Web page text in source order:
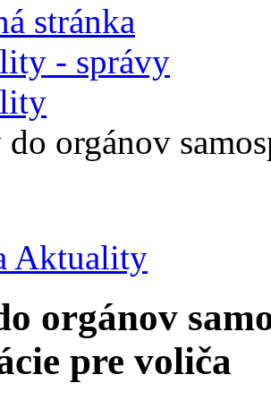
stránka
- správy
orgánov
Aktuality
orgánov
pre voliča